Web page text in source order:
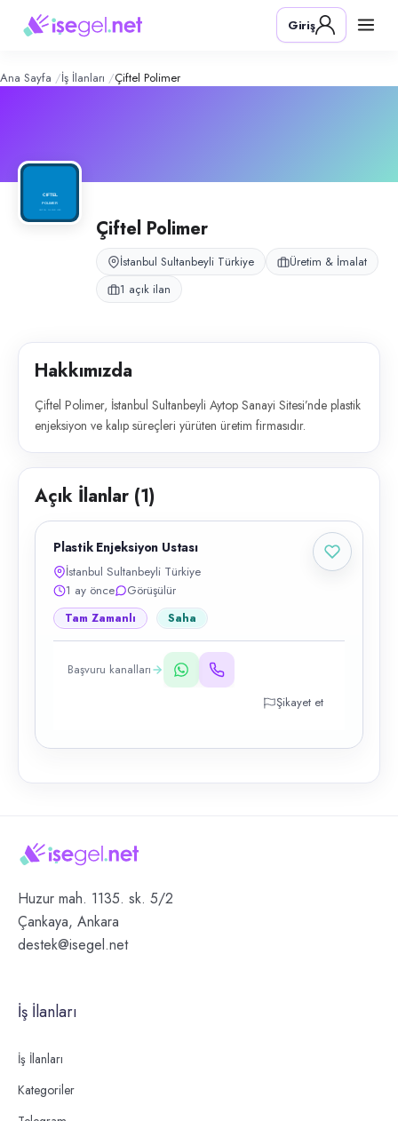
Polimer – Şirket Profili
Konum:
Çiftel Polimer, İstanbul Sultanbeyli Aytop Sanayi Sitesi’nde plastik
Giriş
Ana Sayfa İş İlanları Çiftel Polimer
Çiftel Polimer
İstanbul Sultanbeyli Türkiye
Üretim & İmalat
1 açık ilan
Hakkımızda
Çiftel Polimer, İstanbul Sultanbeyli Aytop Sanayi Sitesi’nde plastik
enjeksiyon ve kalıp süreçleri yürüten üretim firmasıdır.
Açık İlanlar (1)
Plastik Enjeksiyon Ustası
İstanbul Sultanbeyli Türkiye
1 ay önce
Görüşülür
Tam Zamanlı Saha
Başvuru kanalları
Şikayet et
Huzur mah. 1135. sk. 5/2
Çankaya, Ankara
destek@isegel.net
İş İlanları
İş İlanları
Kategoriler